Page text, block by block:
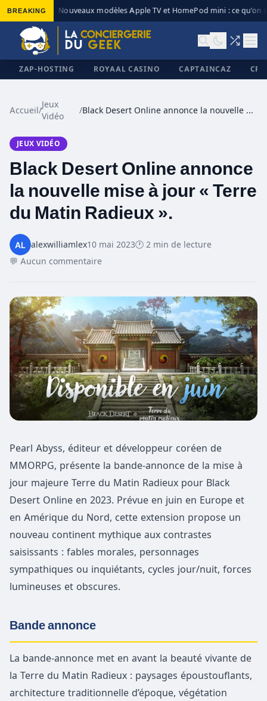
BREAKING Nouveaux modèles Apple TV et HomePod mini : ce qu’on
ZAP-HOSTING ROYAAL CASINO CAPTAINCAZ
Accueil/
Jeux
Vidéo
/ Black Desert Online annonce la nouvelle mise à jour « Terre du Matin Radieux ».
JEUX VIDÉO
Black Desert Online annonce
la nouvelle mise à jour « Terre
du Matin Radieux ».
alexwilliamlex10 mai 2023🕐 2 min de lecture
💬 Aucun commentaire
Pearl Abyss, éditeur et développeur coréen de
MMORPG, présente la bande-annonce de la mise à
jour majeure Terre du Matin Radieux pour Black
Desert Online en 2023. Prévue en juin en Europe et
en Amérique du Nord, cette extension propose un
nouveau continent mythique aux contrastes
saisissants : fables morales, personnages
sympathiques ou inquiétants, cycles jour/nuit, forces
lumineuses et obscures.
Bande annonce
La bande-annonce met en avant la beauté vivante de
la Terre du Matin Radieux : paysages époustouflants,
architecture traditionnelle d’époque, végétation